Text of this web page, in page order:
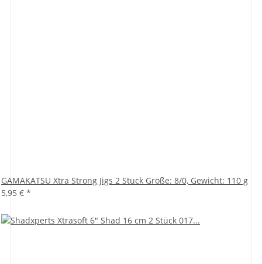
GAMAKATSU Xtra Strong Jigs 2 Stück Größe: 8/0, Gewicht: 110 g
5,95 € *